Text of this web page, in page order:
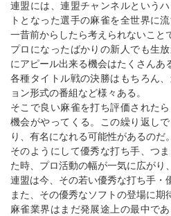
連盟には、連盟チャンネルという
トとなった選手の麻雀を全世界に
一昔前からしたら考えられないこと
プロになったばかりの新人でも生
にアピール出来る機会はたくさんあ
各種タイトル戦の決勝はもちろん
ョン形式の番組など様々ある。
そこで良い麻雀を打ち評価された
機会がやってくる。この繰り返し
り、有名になれる可能性があるのだ。
そのようにして優秀な打ち手、つ
た時、プロ活動の幅が一気に広がり
連盟は今、その若い優秀な打ち手・
また、その優秀なソフトの登場に期
麻雀業界はまだ発展途上の最中で